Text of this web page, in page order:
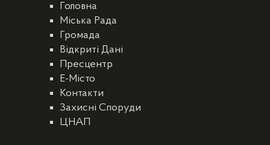
Головна
Міська Рада
Громада
Відкриті Дані
Пресцентр
E-Місто
Контакти
Захисні Споруди
ЦНАП